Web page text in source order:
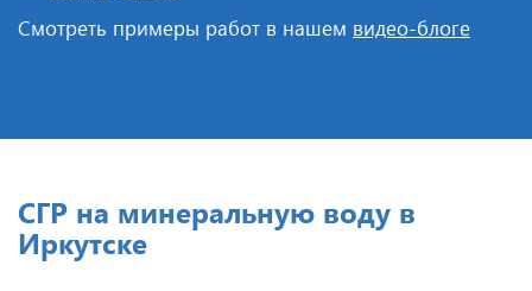
Смотреть примеры работ в нашем видео-блоге
CГР на минеральную воду в
Иркутске